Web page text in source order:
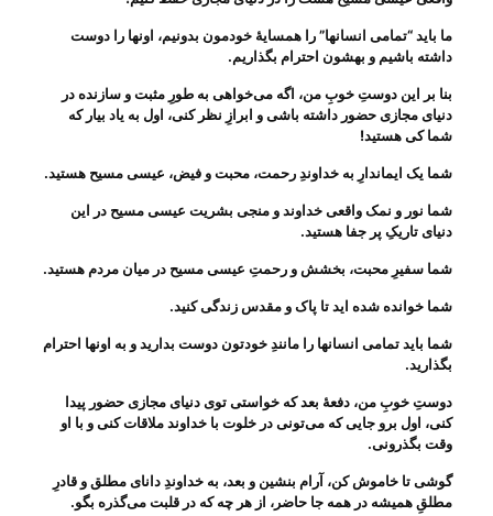
ما باید “تمامی انسانها” را همسایهٔ خودمون بدونیم، اونها را دوست
داشته باشیم و بهشون احترام بگذاریم.
بنا بر این دوستِ خوبِ من، اگه می‌‌خواهی به طورِ مثبت و سازنده در
دنیای مجازی حضور داشته باشی‌ و ابرازِ نظر کنی، اول به یاد بیار که
شما کی هستید!
شما یک ایماندارِ به خداوندِ رحمت، محبت و فیض، عیسی مسیح هستید.
شما نور و نمک واقعی خداوند و منجی بشریت عیسی مسیح در این
دنیای تاریکِ پر جفا هستید.
شما سفیرِ محبت، بخشش و رحمتِ عیسی مسیح در میان مردم هستید.
شما خوانده شده اید تا پاک و مقدس زندگی کنید.
شما باید تمامی انسانها را مانندِ خودتون دوست بدارید و به اونها احترام
بگذارید.
دوستِ خوبِ من، دفعهٔ بعد که خواستی توی دنیای مجازی حضور پیدا
کنی، اول برو جایی که می‌‌تونی در خلوت با خداوند ملاقات کنی و با او
وقت بگذرونی.
گوشی تا خاموش کن، آرام بنشین و بعد، به خداوندِ دانای مطلق و قادرِ
مطلقِ همیشه در همه جا حاضر، از هر چه که در قلبت می‌‌گذره بگو.